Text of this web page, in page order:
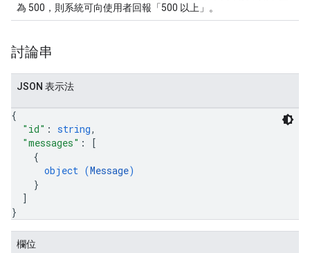
為 500，則系統可向使用者回報「500 以上」。
討論串
JSON 表示法
{
"id" : string,
"messages" :
[
{
object (Message)
}
]
}
欄位